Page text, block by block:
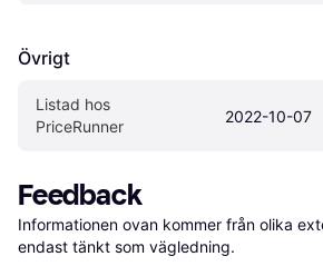
Övrigt
Listad hos
PriceRunner
2022-10-07
Feedback
Informationen ovan kommer från olika
endast tänkt som vägledning.